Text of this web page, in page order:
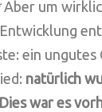
Aber um
ein
natürlich
war es